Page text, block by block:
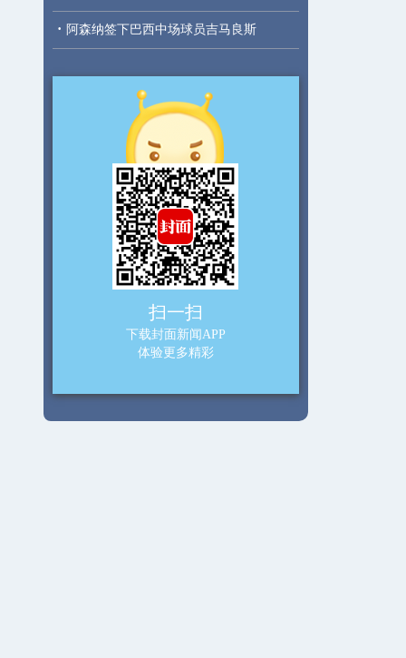
· 阿森纳签下巴西中场球员吉马良斯
扫一扫
下载封面新闻APP
体验更多精彩